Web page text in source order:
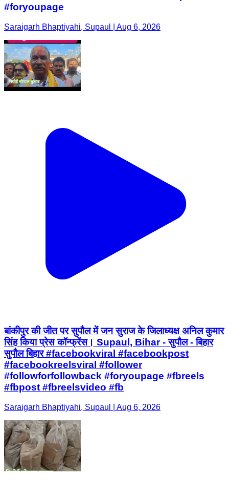
#foryoupage
Saraigarh Bhaptiyahi, Supaul | Aug 6, 2026
बांकीपुर की जीत पर सुपौल में जन सुराज के जिलाध्यक्ष अनिल कुमार
सिंह किया प्रेस कॉन्फ्रेंस। Supaul, Bihar - सुपौल - बिहार
सुपौल बिहार #facebookviral #facebookpost
#facebookreelsviral #follower
#followforfollowback #foryoupage #fbreels
#fbpost #fbreelsvideo #fb
Saraigarh Bhaptiyahi, Supaul | Aug 6, 2026